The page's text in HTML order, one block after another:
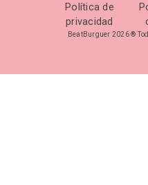
Política de
privacidad
BeatBurguer 2026 ®